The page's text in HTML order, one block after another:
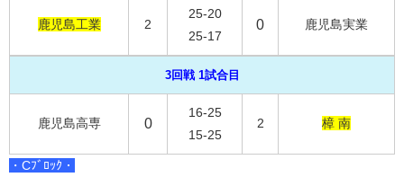
鹿児島工業 2
25-20
25-17
0 鹿児島実業
3回戦 1試合目
鹿児島高専 0
16-25
15-25
2 樟 南
・Cﾌﾞﾛｯｸ・